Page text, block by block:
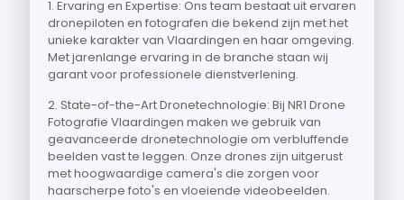
1. Ervaring en Expertise: Ons team bestaat uit ervaren
dronepiloten en fotografen die bekend zijn met het
unieke karakter van Vlaardingen en haar omgeving.
Met jarenlange ervaring in de branche staan wij
garant voor professionele dienstverlening.
2. State-of-the-Art Dronetechnologie: Bij NR1 Drone
Fotografie Vlaardingen maken we gebruik van
geavanceerde dronetechnologie om verbluffende
beelden vast te leggen. Onze drones zijn uitgerust
met hoogwaardige camera's die zorgen voor
haarscherpe foto's en vloeiende videobeelden.